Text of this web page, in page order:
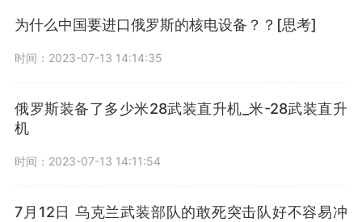
为什么中国要进口俄罗斯的核电设备？？[思考]
时间：2023-07-13 14:14:35
俄罗斯装备了多少米28武装直升机_米-28武装直升
机
时间：2023-07-13 14:11:54
7月12日 乌克兰武装部队的敢死突击队好不容易冲